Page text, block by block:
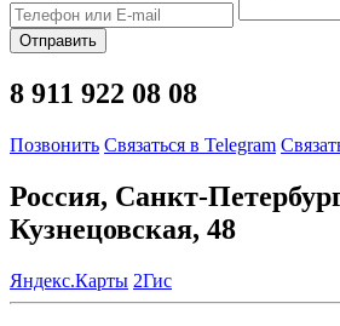
Отправить
8 911 922 08 08
Позвонить Связаться в Telegram
Россия, Санкт-
Кузнецовская, 48
Яндекс.Карты 2Гис